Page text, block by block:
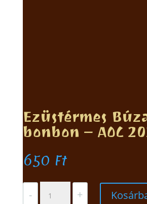
Ezüstérmes
bonbon – AOC
650 Ft
-
Búzavirág
+